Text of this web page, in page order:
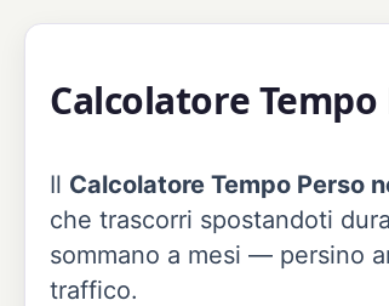
Calcolatore
Il Calcolatore Tempo Perso
che trascorri spostandoti
sommano a mesi — persino
traffico.